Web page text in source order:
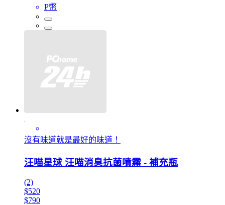
P幣
沒有味道就是最好的味道！
汪喵星球 汪喵消臭抗菌噴霧 - 補充瓶
(2)
$520
$790